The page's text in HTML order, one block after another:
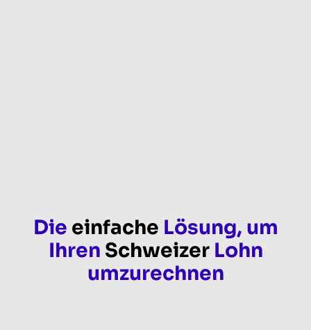
Die einfache Lösung, um
Ihren SchweizerLohn
umzurechnen